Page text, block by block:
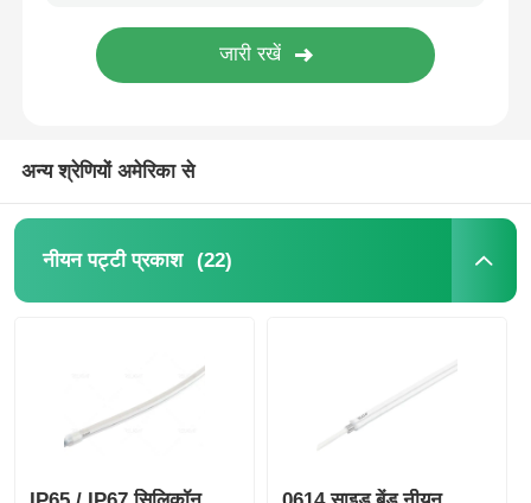
फैक्टरी यात्रा
हमसे संपर्क करें
एक बोली का अनुरोध
अन्य श्रेणियों अमेरिका से
नीयन पट्टी प्रकाश (22)